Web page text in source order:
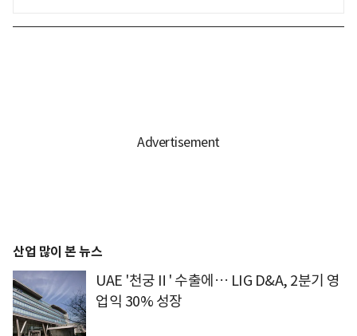
산업 많이 본 뉴스
UAE '천궁Ⅱ' 수출에… LIG D&A, 2분기 영
업익 30% 성장